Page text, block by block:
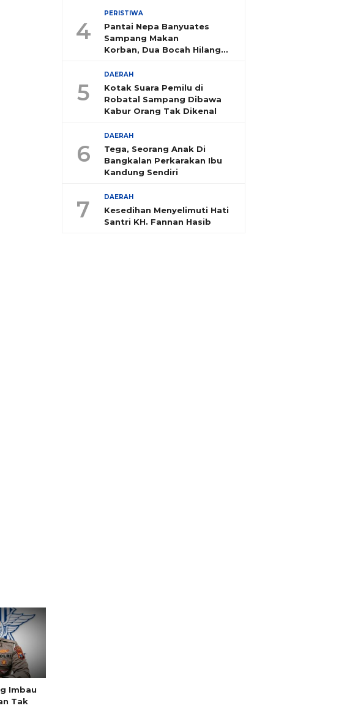
Imbau
Tak
4
PERISTIWA
Pantai Nepa Banyuates
Sampang Makan
Korban, Dua Bocah Hilang
5
DAERAH
Kotak Suara Pemilu di
Robatal Sampang Dibawa
Kabur Orang Tak Dikenal
6
DAERAH
Tega, Seorang Anak Di
Bangkalan Perkarakan Ibu
Kandung Sendiri
7 DAERAH
Kesedihan Menyelimuti Hati
Santri KH. Fannan Hasib